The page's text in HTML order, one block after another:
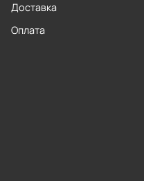
Доставка
Оплата